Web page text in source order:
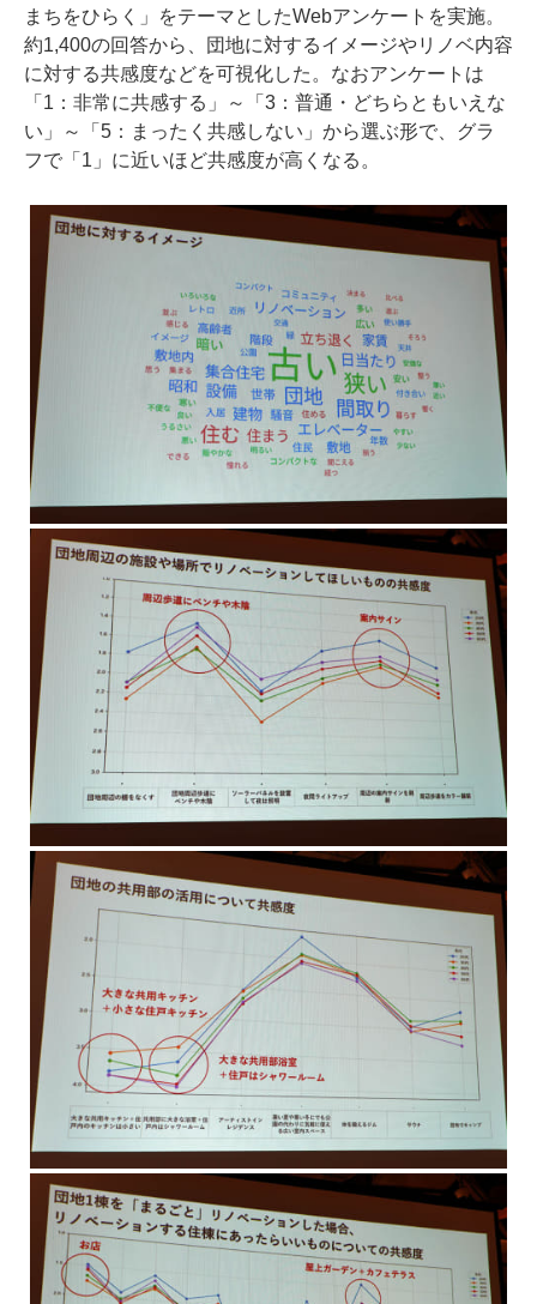
まちをひらく」をテーマとしたWebアンケートを実施。
約1,400の回答から、団地に対するイメージやリノベ内容
に対する共感度などを可視化した。なおアンケートは
「1：非常に共感する」～「3：普通・どちらともいえな
い」～「5：まったく共感しない」から選ぶ形で、グラ
フで「1」に近いほど共感度が高くなる。